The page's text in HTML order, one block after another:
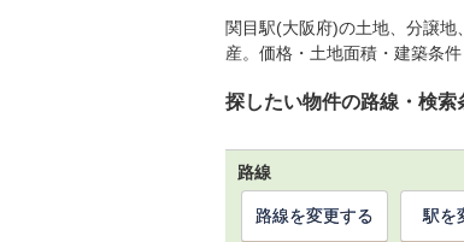
関目駅(大阪府)の土地、分譲
産。価格・土地面積・建築条
探したい物件の路線・検
路線
路線を変更する 駅を